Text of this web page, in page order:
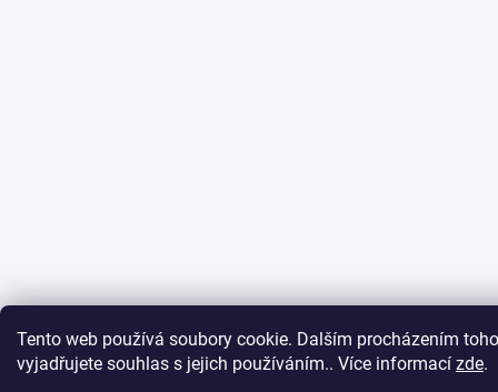
Tento web používá soubory cookie. Dalším procházením
vyjadřujete souhlas s jejich používáním.. Více informací zde.